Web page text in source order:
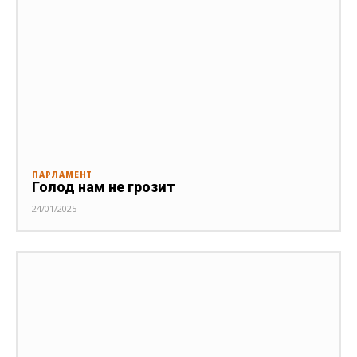
ПАРЛАМЕНТ
Голод нам не грозит
24/01/2025